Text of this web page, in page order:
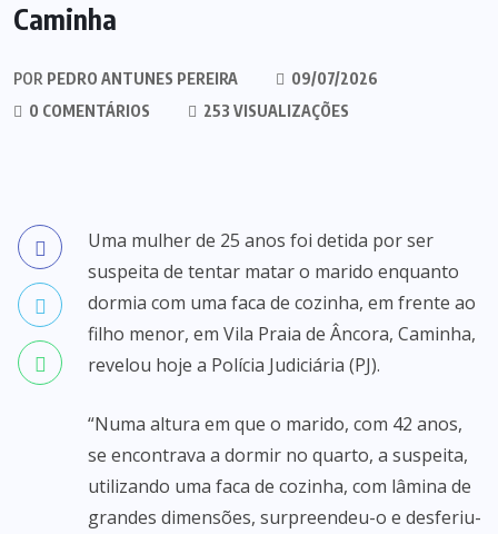
Caminha
POR PEDRO ANTUNES PEREIRA
09/07/2026
0 COMENTÁRIOS
253 VISUALIZAÇÕES
Uma mulher de 25 anos foi detida por ser
suspeita de tentar matar o marido enquanto
dormia com uma faca de cozinha, em frente ao
filho menor, em Vila Praia de Âncora, Caminha,
revelou hoje a Polícia Judiciária (PJ).
“Numa altura em que o marido, com 42 anos,
se encontrava a dormir no quarto, a suspeita,
utilizando uma faca de cozinha, com lâmina de
grandes dimensões, surpreendeu-o e desferiu-